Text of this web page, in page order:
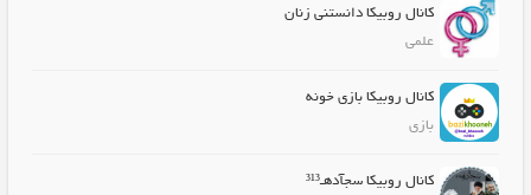
کانال روبیکا دانستنی زنان
علمی
کانال روبیکا بازی خونه
بازی
کانال روبیکا سجآدهـ³¹³